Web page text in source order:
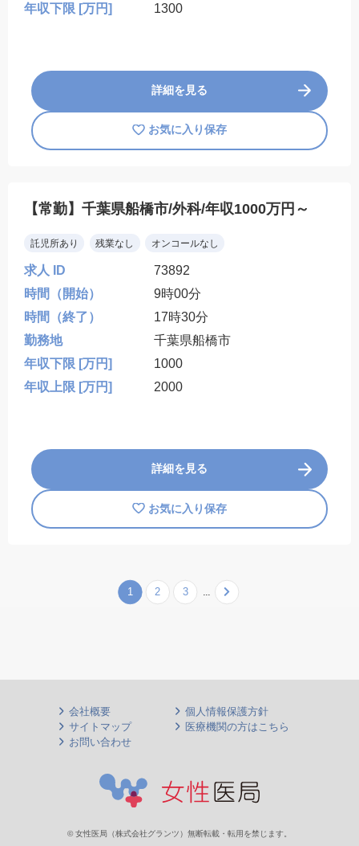
年収下限 [万円]
1300
詳細を見る
お気に入り保存
【常勤】千葉県船橋市/外科/年収1000万円～
託児所あり 残業なし オンコールなし
求人 ID
73892
時間（開始）
9時00分
時間（終了）
17時30分
勤務地
千葉県船橋市
年収下限 [万円]
1000
年収上限 [万円]
2000
詳細を見る
お気に入り保存
1 2 3 Next
会社概要
個人情報保護方針
サイトマップ
医療機関の方はこちら
お問い合わせ
© 女性医局（株式会社グランツ）無断転載・転用を禁じます。